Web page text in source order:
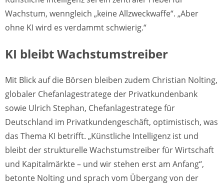
Wachstum, wenngleich „keine Allzweckwaffe“. „Aber
ohne KI wird es verdammt schwierig.“
KI bleibt Wachstumstreiber
Mit Blick auf die Börsen bleiben zudem Christian Nolting,
globaler Chefanlagestratege der Privatkundenbank
sowie Ulrich Stephan, Chefanlagestratege für
Deutschland im Privatkundengeschäft, optimistisch, was
das Thema KI betrifft. „Künstliche Intelligenz ist und
bleibt der strukturelle Wachstumstreiber für Wirtschaft
und Kapitalmärkte – und wir stehen erst am Anfang“,
betonte Nolting und sprach vom Übergang von der